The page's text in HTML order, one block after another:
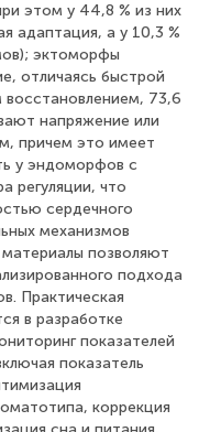
этом у 44,8 % из них
адаптация, а у 10,3 %
эктоморфы
отличаясь быстрой
восстановлением, 73,6
напряжение или
причем это имеет
у эндоморфов с
регуляции, что
сердечного
механизмов
материалы позволяют
подхода
Практическая
в разработке
показателей
показатель
коррекция